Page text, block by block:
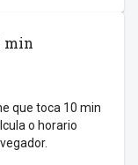
min
que toca 10 min
o horario